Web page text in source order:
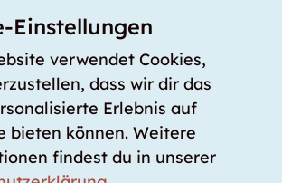
Lagerraum sein?
Einstellungen
verwendet Cookies,
dass wir dir das
Erlebnis auf
bieten können. Weitere
findest du in unserer